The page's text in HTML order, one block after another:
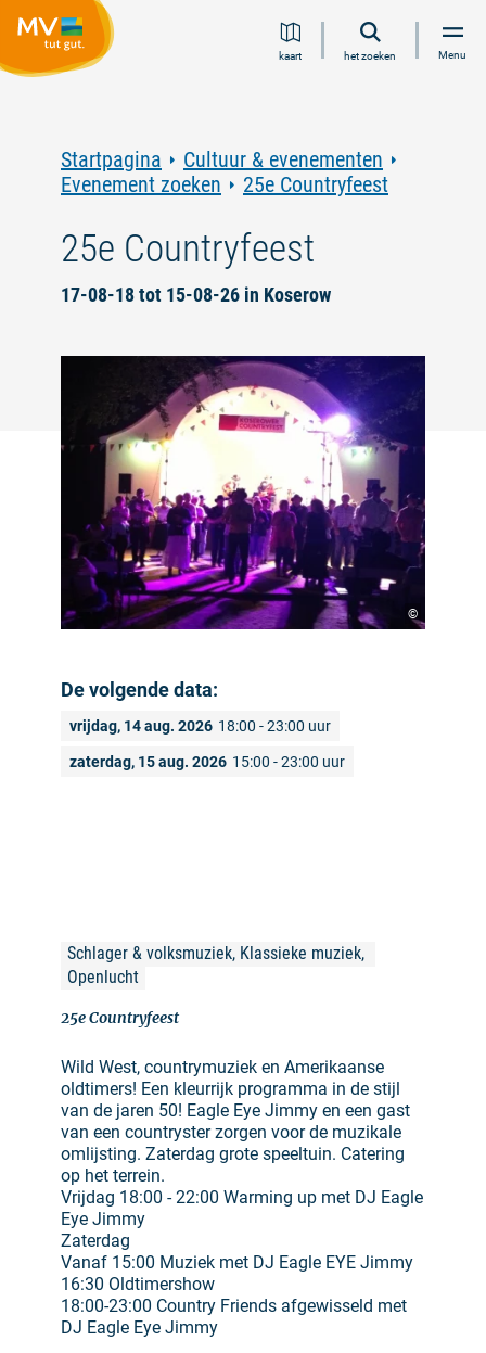
Ga
naar
Ga
naar
Ga
naar
Ga
naar
kaart het zoeken Menu
Startpagina
Cultuur & evenementen
Evenement zoeken
25e Countryfeest
25e Countryfeest
17-08-18 tot 15-08-26 in Koserow
©
De volgende data:
vrijdag, 14 aug. 2026 18:00 - 23:00 uur
zaterdag, 15 aug. 2026 15:00 - 23:00 uur
Schlager & volksmuziek, Klassieke muziek,
Openlucht
25e Countryfeest
Wild West, countrymuziek en Amerikaanse
oldtimers! Een kleurrijk programma in de stijl
van de jaren 50! Eagle Eye Jimmy en een gast
van een countryster zorgen voor de muzikale
omlijsting. Zaterdag grote speeltuin. Catering
op het terrein.
Vrijdag 18:00 - 22:00 Warming up met DJ Eagle
Eye Jimmy
Zaterdag
Vanaf 15:00 Muziek met DJ Eagle EYE Jimmy
16:30 Oldtimershow
18:00-23:00 Country Friends afgewisseld met
DJ Eagle Eye Jimmy